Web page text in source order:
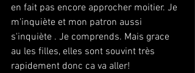
en fait pas encore approcher moitier. Je
m'inquiète et mon patron aussi
s'inquiète . Je comprends. Mais grace
au les filles, elles sont souvint très
rapidement donc ca va aller!